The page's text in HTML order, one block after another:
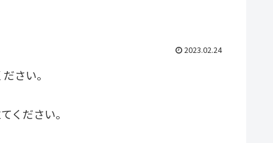
2023.02.24
さい。
ください。